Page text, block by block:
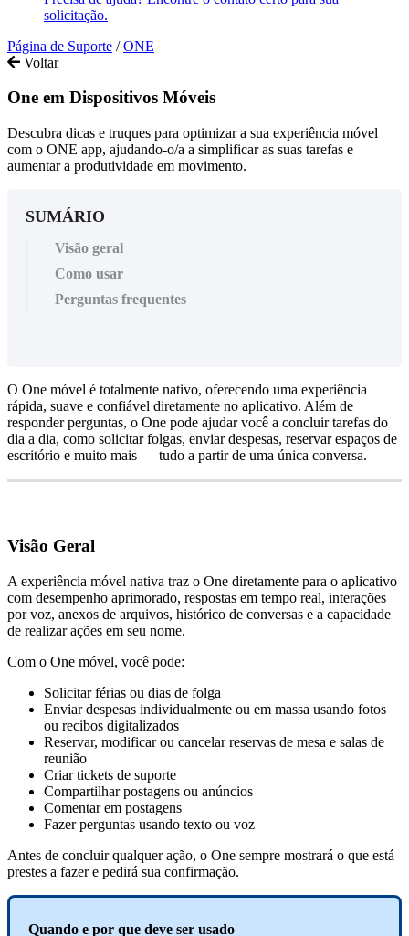
solicitação.
Página de Suporte / ONE
Voltar
One em Dispositivos Móveis
Descubra dicas e truques para optimizar a sua experiência móvel
com o ONE app, ajudando-o/a a simplificar as suas tarefas e
aumentar a produtividade em movimento.
SUMÁRIO
Visão geral
Como usar
Perguntas frequentes
O One móvel é totalmente nativo, oferecendo uma experiência
rápida, suave e confiável diretamente no aplicativo. Além de
responder perguntas, o One pode ajudar você a concluir tarefas do
dia a dia, como solicitar folgas, enviar despesas, reservar espaços de
escritório e muito mais — tudo a partir de uma única conversa.
Visão Geral
A experiência móvel nativa traz o One diretamente para o aplicativo
com desempenho aprimorado, respostas em tempo real, interações
por voz, anexos de arquivos, histórico de conversas e a capacidade
de realizar ações em seu nome.
Com o One móvel, você pode:
Solicitar férias ou dias de folga
Enviar despesas individualmente ou em massa usando fotos
ou recibos digitalizados
Reservar, modificar ou cancelar reservas de mesa e salas de
reunião
Criar tickets de suporte
Compartilhar postagens ou anúncios
Comentar em postagens
Fazer perguntas usando texto ou voz
Antes de concluir qualquer ação, o One sempre mostrará o que está
prestes a fazer e pedirá sua confirmação.
Quando e por que deve ser usado